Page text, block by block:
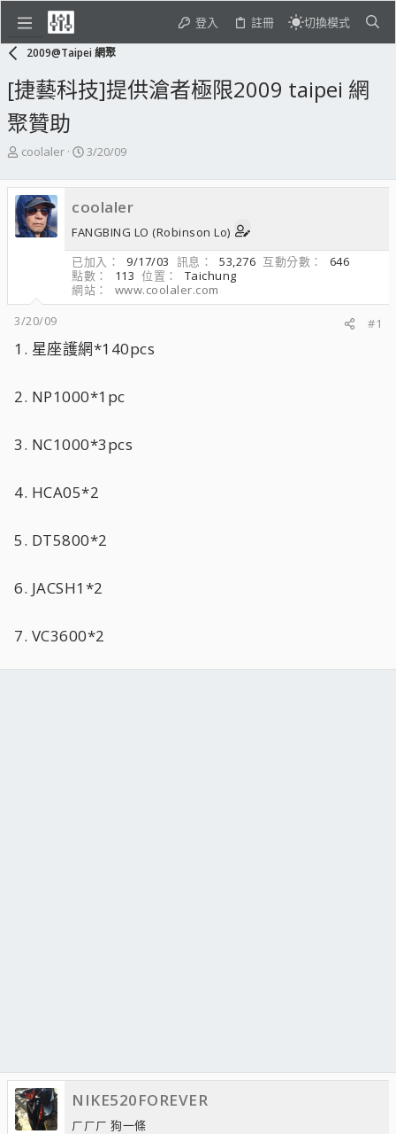
登入 註冊 切換模式
2009@Taipei 網聚
[捷藝科技]提供滄者極限2009 taipei 網
聚贊助
主
發
起
人
coolaler
開
日
期
3/20/09
coolaler
FANGBING LO (Robinson Lo)
已加入
9/17/03 訊息 53,276 互動分數
646
點數
113 位置
Taichung
網站
www.coolaler.com
3/20/09
#1
1. 星座護網*140pcs
2. NP1000*1pc
3. NC1000*3pcs
4. HCA05*2
5. DT5800*2
6. JACSH1*2
7. VC3600*2
NIKE520FOREVER
ㄏㄏㄏ 狗一條